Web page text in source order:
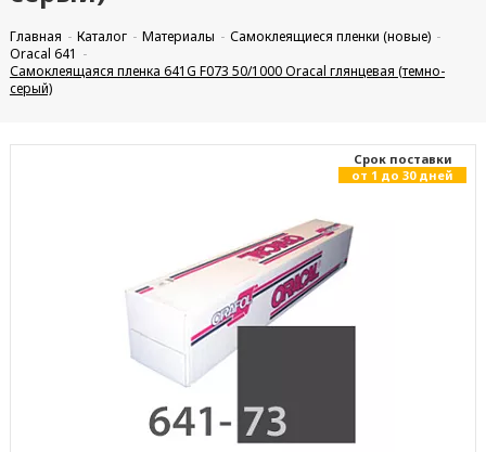
Главная Каталог Материалы
Самоклеящиеся пленки (новые)
Oracal 641
Самоклеящаяся пленка 641G F073 50/1000 Oracal глянцевая (темно-
серый)
Cрок поставки
от 1 до 30 дней